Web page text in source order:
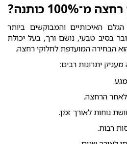
כותנה?
האיכותיים והמבוקשים ביותר
בסיב טבעי, נושם ורך, בעל יכולת
הבחירה המועדפת לחלוקי רחצה.
הרחצה.
נוחות לאורך זמן.
רבות.